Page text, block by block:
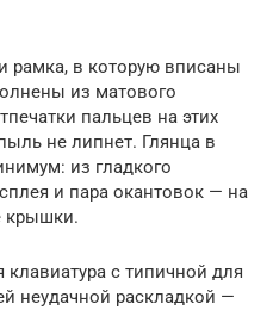
рамка, в которую вписаны
из матового
пальцев на этих
не липнет. Глянца в
из гладкого
и пара окантовок — на
крышки.
клавиатура с типичной для
неудачной раскладкой —